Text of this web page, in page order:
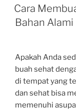
ON
Cara
Bahan Alami
Apakah Anda
buah sehat
di tempat yang
dan sehat bisa
memenuhi